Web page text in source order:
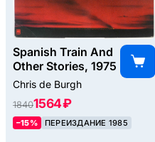
Spanish Train And
Other Stories, 1975
Chris de Burgh
18401564 ₽
–15% ПЕРЕИЗДАНИЕ 1985